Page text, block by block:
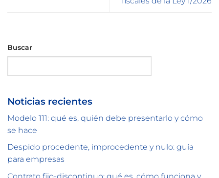
Buscar
Noticias recientes
Modelo 111: qué es, quién debe presentarlo y cómo
se hace
Despido procedente, improcedente y nulo: guía
para empresas